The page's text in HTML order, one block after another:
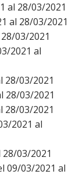
al 28/03/2021
al 28/03/2021
03/2021
2021 al
28/03/2021
28/03/2021
28/03/2021
2021 al
03/2021
09/03/2021 al